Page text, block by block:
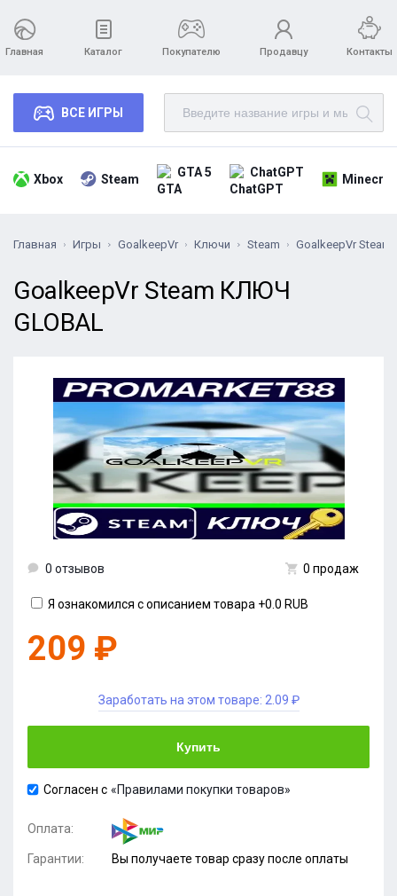
Главная Каталог Покупателю Продавцу Контакты
ВСЕ ИГРЫ
Xbox Steam GTA 5 ChatGPT
Главная Игры GoalkeepVr Ключи Steam GoalkeepVr
GoalkeepVr Steam КЛЮЧ
GLOBAL
0 отзывов 0 продаж
Я ознакомился с описанием товара +0.0 RUB
209 ₽
Заработать на этом товаре: 2.09 ₽
Купить
Согласен с «Правилами покупки товаров»
Оплата:
Гарантии: Вы получаете товар сразу после оплаты